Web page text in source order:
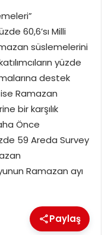
60,6’sı Milli
süslemelerini
yüzde
destek
ise Ramazan
bir karşılık
Önce
59 Areda Survey
Ramazan ayı
Paylaş